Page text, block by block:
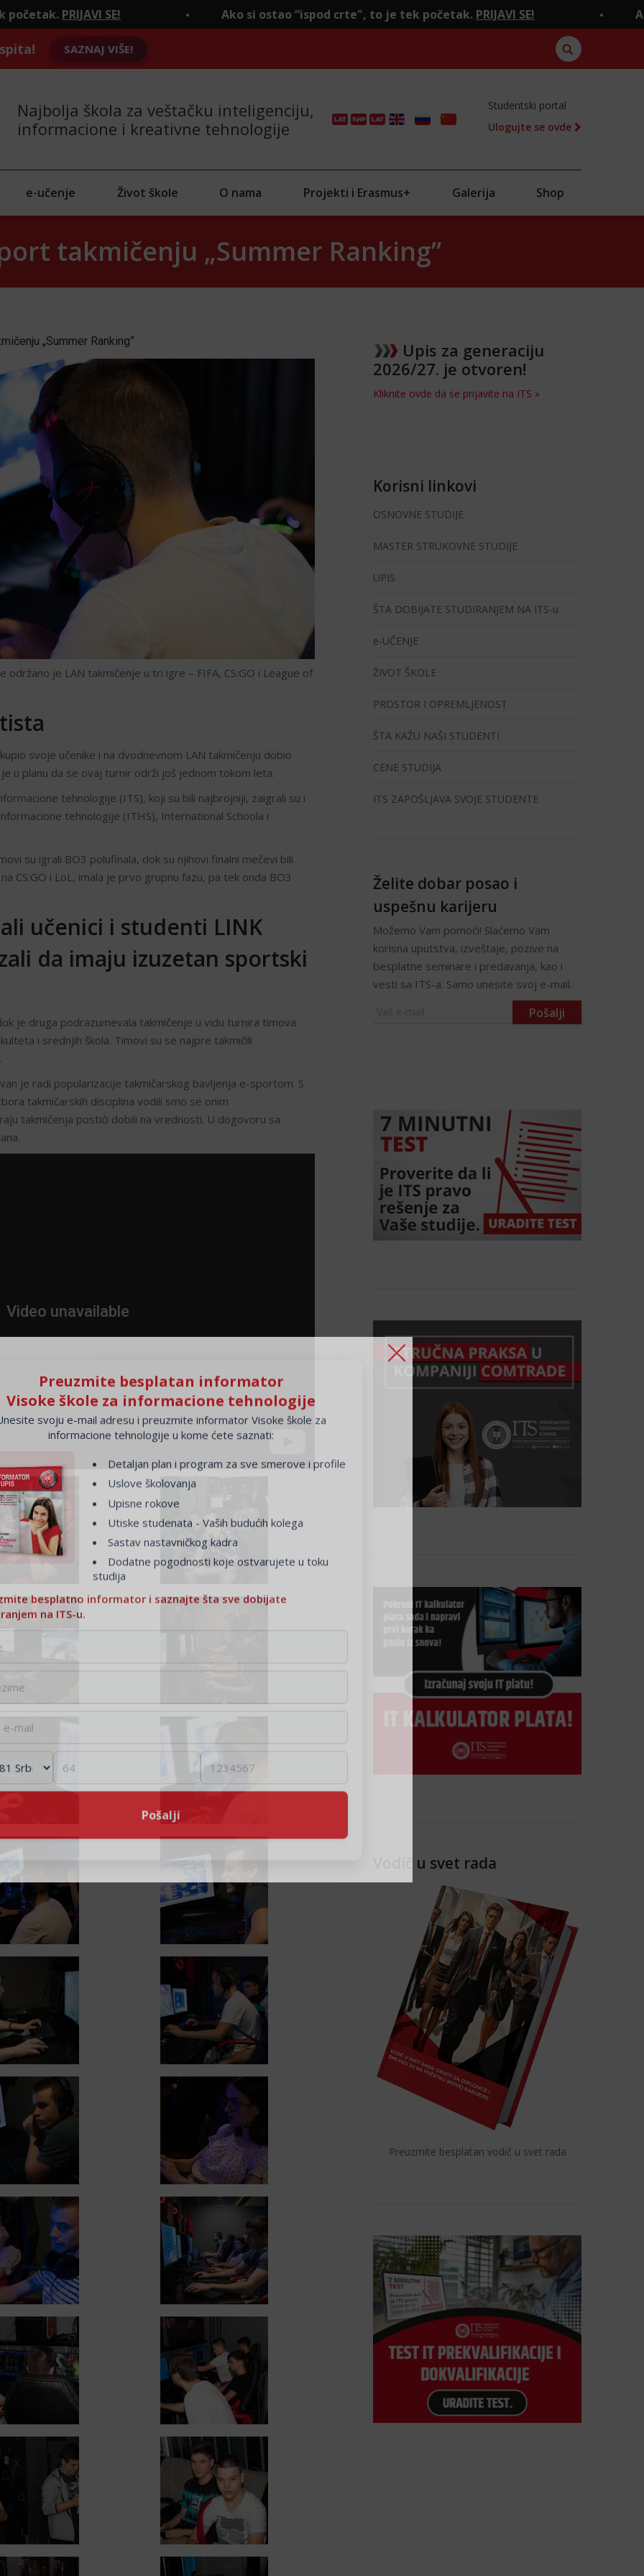
Ako si ostao “ispod crte", to je tek početak.PRIJAVI SE! Ako si ostao “ispod
SAZNAJ VIŠE!
Najbolja škola za veštačku inteligenciju,
informacione i kreativne tehnologije
Studentski portal
Ulogujte se ovde
e-učenje Život škole O nama Projekti i Erasmus+ Galerija Shop
takmičenju „Summer Ranking”
„Summer Ranking”
je LAN takmičenje u tri igre – FIFA, CS:GO i League of
svoje učenike i na dvodnevnom LAN takmičenju dobio
u planu da se ovaj turnir održi još jednom tokom leta.
tehnologije (ITS), koji su bili najbrojniji, zaigrali su i
tehnologije (ITHS), International Schoola i
su igrali BO3 polufinala, dok su njihovi finalni mečevi bili
CS:GO i LoL, imala je prvo grupnu fazu, pa tek onda BO3
učenici i studenti LINK
da imaju izuzetan sportski
je druga podrazumevala takmičenje u vidu turnira timova
i srednjih škola. Timovi su se najpre takmičili
je radi popularizacije takmičarskog bavljenja e-sportom. S
takmičarskih disciplina vodili smo se onim
takmičenja postići dobili na vrednosti. U dogovoru sa
Upis za generaciju
2026/27. je otvoren!
Kliknite ovde da se prijavite na ITS »
Korisni linkovi
OSNOVNE STUDIJE
MASTER STRUKOVNE STUDIJE
UPIS
ŠTA DOBIJATE STUDIRANJEM NA ITS-u
e-UČENJE
ŽIVOT ŠKOLE
PROSTOR I OPREMLJENOST
ŠTA KAŽU NAŠI STUDENTI
CENE STUDIJA
ITS ZAPOŠLJAVA SVOJE STUDENTE
Želite dobar posao i
uspešnu karijeru
Možemo Vam pomoći! Slaćemo Vam
korisna uputstva, izveštaje, pozive na
besplatne seminare i predavanja, kao i
vesti sa ITS-a. Samo unesite svoj e-mail.
Vodič u svet rada
Preuzmite besplatan vodič u svet rada
Preuzmite besplatan informator
Visoke škole za informacione tehnologije
svoju e-mail adresu i preuzmite informator Visoke škole za
informacione tehnologije u kome ćete saznati:
Detaljan plan i program za sve smerove i profile
Uslove školovanja
Upisne rokove
Utiske studenata - Vaših budućih kolega
Sastav nastavničkog kadra
Dodatne pogodnosti koje ostvarujete u toku
studija
besplatno informator i saznajte šta sve dobijate
na ITS-u.